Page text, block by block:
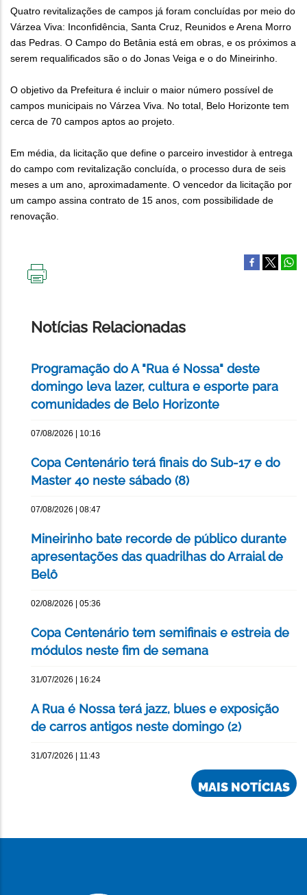
Quatro revitalizações de campos já foram concluídas por meio do
Várzea Viva: Inconfidência, Santa Cruz, Reunidos e Arena Morro
das Pedras. O Campo do Betânia está em obras, e os próximos a
serem requalificados são o do Jonas Veiga e o do Mineirinho.
O objetivo da Prefeitura é incluir o maior número possível de
campos municipais no Várzea Viva. No total, Belo Horizonte tem
cerca de 70 campos aptos ao projeto.
Em média, da licitação que define o parceiro investidor à entrega
do campo com revitalização concluída, o processo dura de seis
meses a um ano, aproximadamente. O vencedor da licitação por
um campo assina contrato de 15 anos, com possibilidade de
renovação.
Notícias Relacionadas
Programação do A "Rua é Nossa" deste
domingo leva lazer, cultura e esporte para
comunidades de Belo Horizonte
07/08/2026 | 10:16
Copa Centenário terá finais do Sub-17 e do
Master 40 neste sábado (8)
07/08/2026 | 08:47
Mineirinho bate recorde de público durante
apresentações das quadrilhas do Arraial de
Belô
02/08/2026 | 05:36
Copa Centenário tem semifinais e estreia de
módulos neste fim de semana
31/07/2026 | 16:24
A Rua é Nossa terá jazz, blues e exposição
de carros antigos neste domingo (2)
31/07/2026 | 11:43
MAIS NOTÍCIAS